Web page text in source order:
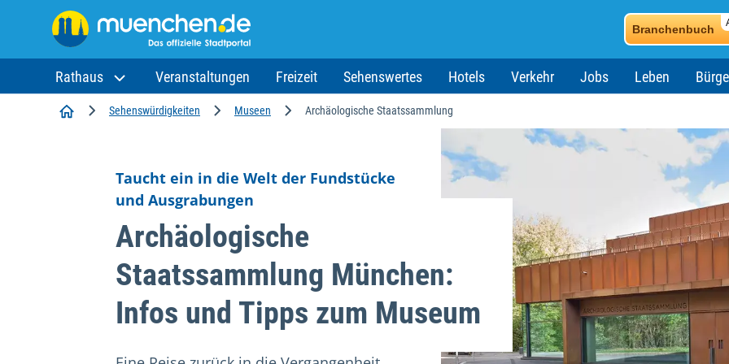
Branchenbuch
Rathaus Veranstaltungen Freizeit Sehenswertes Hotels Verkehr Jobs Leben
StartseiteSehenswürdigkeiten Museen Archäologische Staatssammlung
Taucht ein in die Welt der Fundstücke
und Ausgrabungen
Archäologische
Staatssammlung München:
Infos und Tipps zum Museum